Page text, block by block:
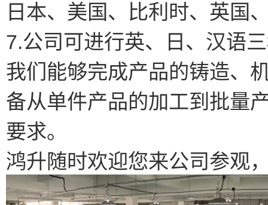
日本、美国、比利时、英国
7.公司可进行英、日、汉语
我们能够完成产品的铸造、
备从单件产品的加工到批量
要求。
鸿升随时欢迎您来公司参观